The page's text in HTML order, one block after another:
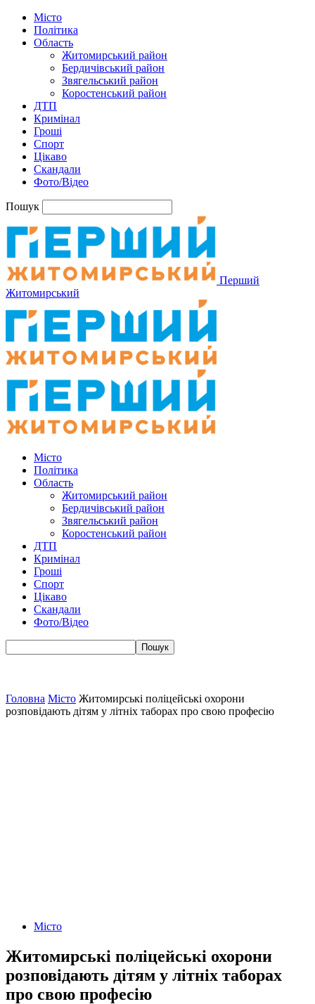
Місто
Політика
Область
Житомирський район
Бердичівський район
Звягельський район
Коростенський район
ДТП
Кримінал
Гроші
Спорт
Цікаво
Скандали
Фото/Відео
Пошук
Перший
Житомирський
Місто
Політика
Область
Житомирський район
Бердичівський район
Звягельський район
Коростенський район
ДТП
Кримінал
Гроші
Спорт
Цікаво
Скандали
Фото/Відео
Головна Місто Житомирські поліцейські охорони
розповідають дітям у літніх таборах про свою професію
Місто
Житомирські поліцейські охорони
розповідають дітям у літніх таборах
про свою професію